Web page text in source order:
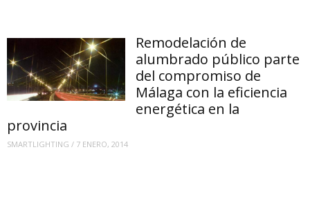
Remodelación de
alumbrado público parte
del compromiso de
Málaga con la eficiencia
energética en la
provincia
SMARTLIGHTING / 7 ENERO, 2014